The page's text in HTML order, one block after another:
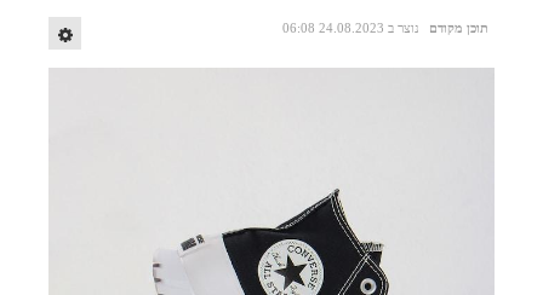
תוכן מקודם נוצר ב 24.08.2023 06:08